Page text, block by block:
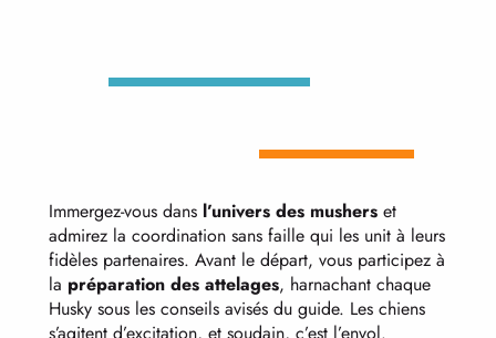
Immergez-vous dans l’univers des mushers et
admirez la coordination sans faille qui les unit à leurs
fidèles partenaires. Avant le départ, vous participez à
la préparation des attelages, harnachant chaque
Husky sous les conseils avisés du guide. Les chiens